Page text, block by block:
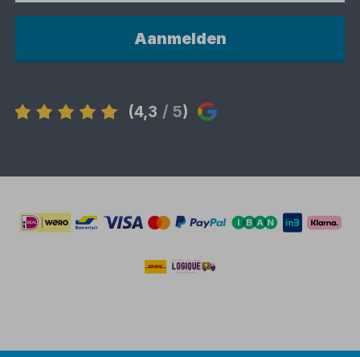
Aanmelden
(4,3 / 5)